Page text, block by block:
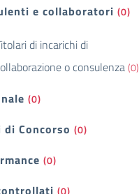
e collaboratori (0)
di incarichi di
o consulenza(0)
(0)
di Concorso (0)
(0)
(0)